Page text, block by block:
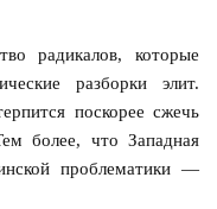
радикалов, которые
разборки элит.
поскорее сжечь
более, что Западная
проблематики —